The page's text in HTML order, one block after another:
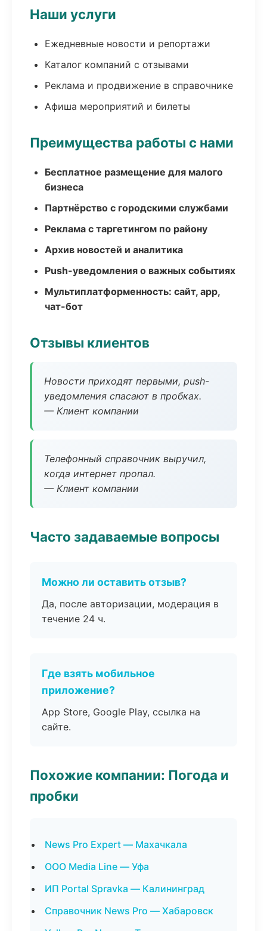
Наши услуги
Ежедневные новости и репортажи
Каталог компаний с отзывами
Реклама и продвижение в справочнике
Афиша мероприятий и билеты
Преимущества работы с нами
Бесплатное размещение для малого
бизнеса
Партнёрство с городскими службами
Реклама с таргетингом по району
Архив новостей и аналитика
Push-уведомления о важных событиях
Мультиплатформенность: сайт, app,
чат-бот
Отзывы клиентов
Новости приходят первыми, push-
уведомления спасают в пробках.
— Клиент компании
Телефонный справочник выручил,
когда интернет пропал.
— Клиент компании
Часто задаваемые вопросы
Можно ли оставить отзыв?
Да, после авторизации, модерация в
течение 24 ч.
Где взять мобильное
приложение?
App Store, Google Play, ссылка на
сайте.
Похожие компании: Погода и
пробки
News Pro Expert — Махачкала
ООО Media Line — Уфа
ИП Portal Spravka — Калининград
Справочник News Pro — Хабаровск